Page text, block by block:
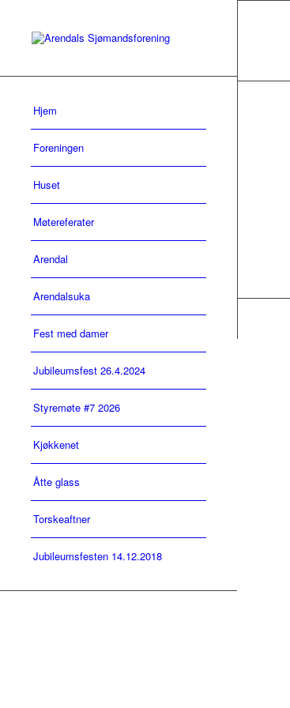
Hjem
Foreningen
Huset
Møtereferater
Arendal
Arendalsuka
Fest med damer
Jubileumsfest 26.4.2024
Styremøte #7 2026
Kjøkkenet
Åtte glass
Torskeaftner
Jubileumsfesten 14.12.2018